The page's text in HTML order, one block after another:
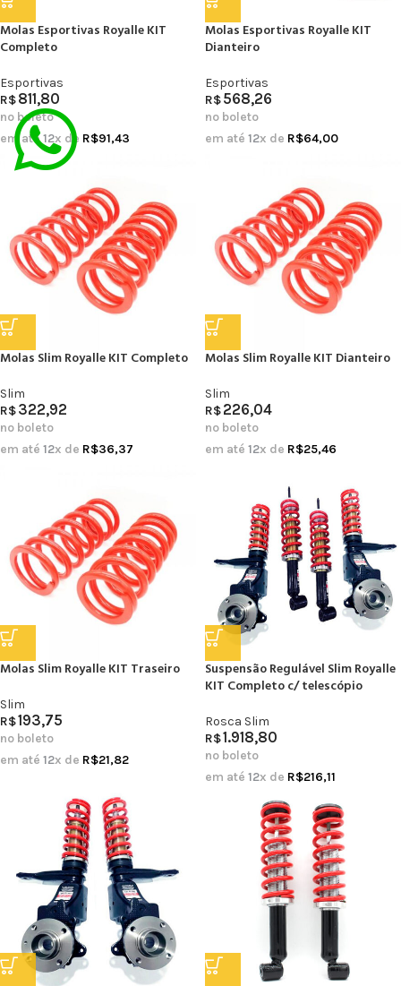
Molas Esportivas Royalle KIT
Completo
Esportivas
R$811,80
no boleto
em até12x de R$91,43
Molas Esportivas Royalle KIT
Dianteiro
Esportivas
R$568,26
no boleto
em até 12x de R$64,00
Molas Slim Royalle KIT Completo
Slim
R$322,92
no boleto
em até 12x de R$36,37
Molas Slim Royalle KIT Dianteiro
Slim
R$226,04
no boleto
em até 12x de R$25,46
Molas Slim Royalle KIT Traseiro
Slim
R$193,75
no boleto
em até 12x de R$21,82
Suspensão Regulável Slim Royalle
KIT Completo c/ telescópio
Rosca Slim
R$1.918,80
no boleto
em até 12x de R$216,11